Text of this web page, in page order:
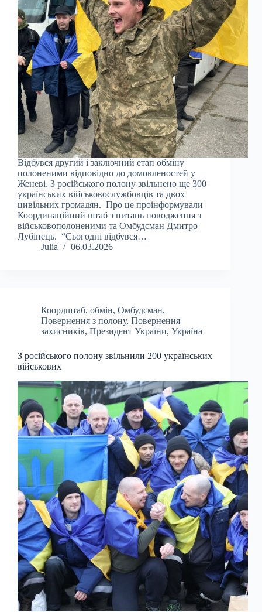
Відбувся другий і заключний етап обміну
полоненими відповідно до домовленостей у
Женеві. З російського полону звільнено ще 300
українських військовослужбовців та двох
цивільних громадян. Про це проінформували
Координаційний штаб з питань поводження з
військовополоненими та Омбудсман Дмитро
Лубінець. “Сьогодні відбувся…
Julia
06.03.2026
Коордштаб, обмін, Омбудсман,
Повернення з полону, Повернення
захисників, Президент України, Україна
З російського полону звільнили 200 українських
військових